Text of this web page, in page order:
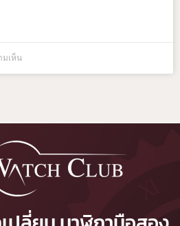
มเห็น